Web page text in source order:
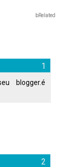
bRelated
blogger.é